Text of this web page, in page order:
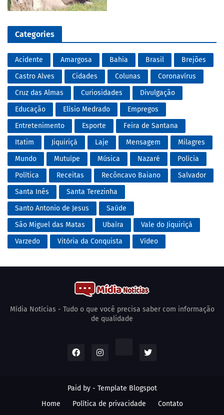
Categories
Acidente Amargosa Bahia Brasil
Brejões
Castro Alves
Cidades Colunas
Coronavírus
Cruz das Almas
Curiosidades
Divulgação
Educação
Elísio Medrado
Empregos
Entretenimento
Esporte
Feira de Santana
Itatim
Jiquiriçá Laje Mensagem
Milagres
Mundo
Mutuípe Música Nazaré
Polícia
Política
Receitas Recôncavo Baiano
Salvador
Santa Inês
Santa Terezinha
Santo Antonio de Jesus
Saúde
São Miguel das Matas
Ubaíra
Vale do Jiquiriçá
Varzedo
Vitória da Conquista Vídeo
Mídia Notícias - Tudo o que você precisa saber com informação
de qualidade
Paid by - Template Blogspot
Home
Política de privacidade Contato